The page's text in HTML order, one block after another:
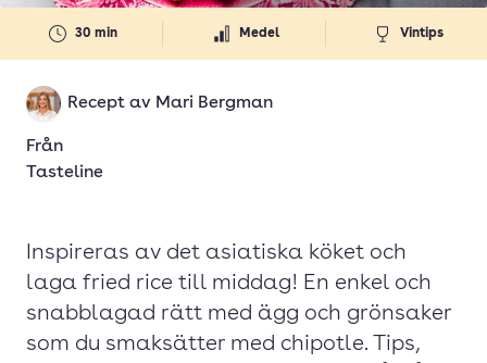
30 min Medel Vintips
Recept av Mari Bergman
Från
Tasteline
Inspireras av det asiatiska köket och
laga fried rice till middag! En enkel och
snabblagad rätt med ägg och grönsaker
som du smaksätter med chipotle. Tips,